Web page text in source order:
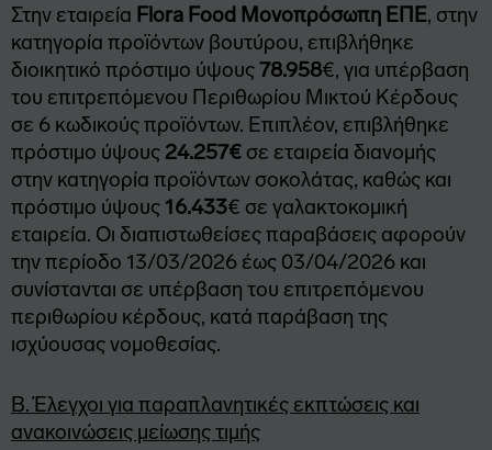
Στην εταιρεία Flora Food Μονοπρόσωπη ΕΠΕ, στην
κατηγορία προϊόντων βουτύρου, επιβλήθηκε
διοικητικό πρόστιμο ύψους78.958€, για υπέρβαση
του επιτρεπόμενου Περιθωρίου Μικτού Κέρδους
σε 6 κωδικούς προϊόντων. Επιπλέον, επιβλήθηκε
πρόστιμο ύψους 24.257€ σε εταιρεία διανομής
στην κατηγορία προϊόντων σοκολάτας, καθώς και
πρόστιμο ύψους 16.433€ σε γαλακτοκομική
εταιρεία. Οι διαπιστωθείσες παραβάσεις αφορούν
την περίοδο 13/03/2026 έως 03/04/2026 και
συνίστανται σε υπέρβαση του επιτρεπόμενου
περιθωρίου κέρδους, κατά παράβαση της
ισχύουσας νομοθεσίας.
Β. Έλεγχοι για παραπλανητικές εκπτώσεις και
ανακοινώσεις μείωσης τιμής